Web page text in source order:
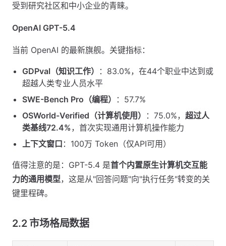
受到研究社区和中小企业的青睐。
OpenAI GPT-5.4
当前 OpenAI 的最新旗舰。关键指标：
GDPval（知识工作）
：83.0%，在44个职业中达到或
超越人类专业人员水平
SWE-Bench Pro（编程）
：57.7%
OSWorld-Verified（计算机使用）
：75.0%， 超过人
类基线72.4%，首次实现通用计算机操作能力
上下文窗口 ：100万 Token（仅API可用）
值得注意的是：GPT-5.4 是首个内置原生计算机交互能
力的通用模型，这是从"回答问题"向"执行任务"转变的关
键里程碑。
2.2 市场格局数据